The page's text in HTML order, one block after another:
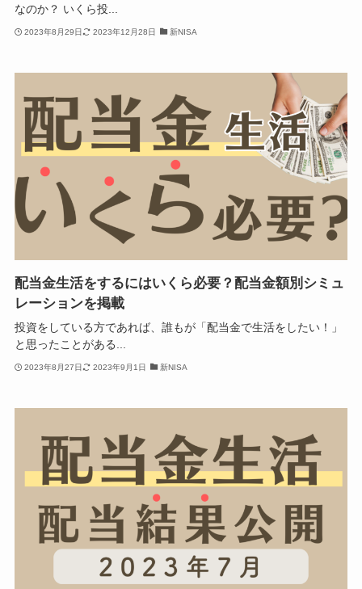
なのか？ いくら投...
2023年8月29日 2023年12月28日 新NISA
配当金生活をするにはいくら必要？配当金額別シミュ
レーションを掲載
投資をしている方であれば、誰もが「配当金で生活をしたい！」
と思ったことがある...
2023年8月27日 2023年9月1日 新NISA